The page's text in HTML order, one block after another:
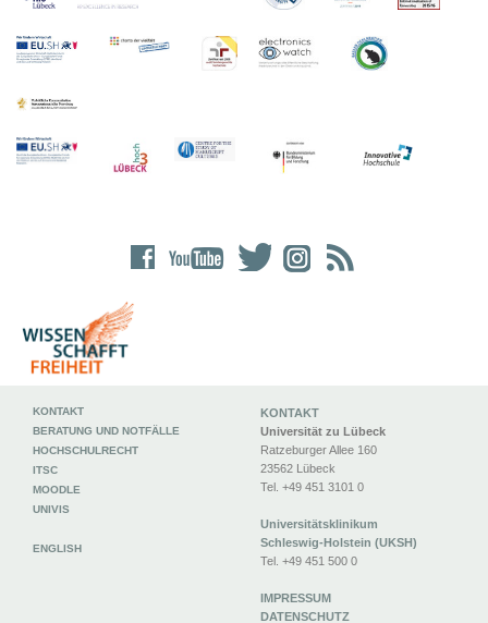
KONTAKT
Universität zu Lübeck
Ratzeburger Allee 160
23562 Lübeck
Tel. +49 451 3101 0
Universitätsklinikum
Schleswig-Holstein (UKSH)
Tel. +49 451 500 0
IMPRESSUM
DATENSCHUTZ
KONTAKT
BERATUNG UND NOTFÄLLE
HOCHSCHULRECHT
ITSC
MOODLE
UNIVIS
ENGLISH